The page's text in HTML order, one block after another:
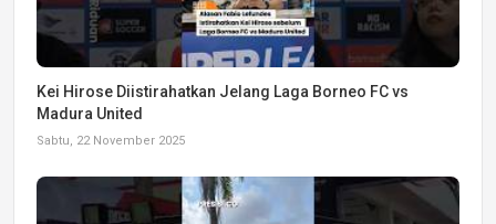
Kei Hirose Diistirahatkan Jelang Laga Borneo FC vs
Madura United
Sabtu, 22 November 2025